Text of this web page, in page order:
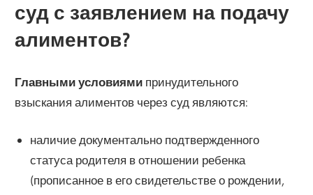
суд с заявлением на подачу
алиментов?
Главными условиями принудительного
взыскания алиментов через суд являются:
наличие документально подтвержденного
статуса родителя в отношении ребенка
(прописанное в его свидетельстве о рождении,